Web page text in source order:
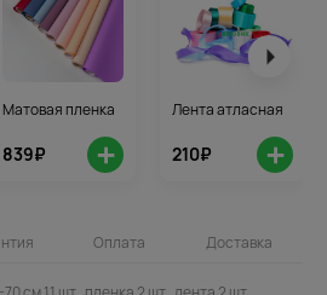
Матовая пленка
839₽ +
Лента атласная
210₽ +
Оплата Доставка